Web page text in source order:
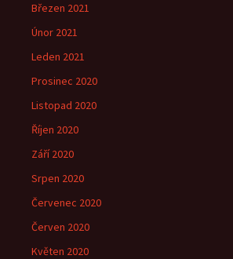
Březen 2021
Únor 2021
Leden 2021
Prosinec 2020
Listopad 2020
Říjen 2020
Září 2020
Srpen 2020
Červenec 2020
Červen 2020
Květen 2020